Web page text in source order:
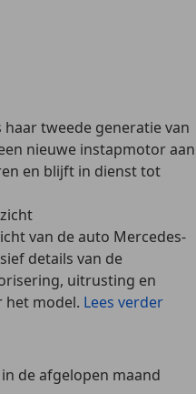
tweede generatie van
nieuwe instapmotor aan
en blijft in dienst tot
van de auto Mercedes-
details van de
uitrusting en
model. Lees verder
de afgelopen maand